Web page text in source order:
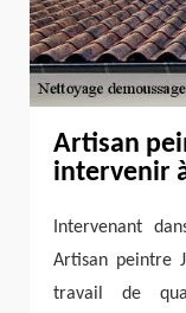
Artisan
intervenir
Intervenant
Artisan peintre
travail de